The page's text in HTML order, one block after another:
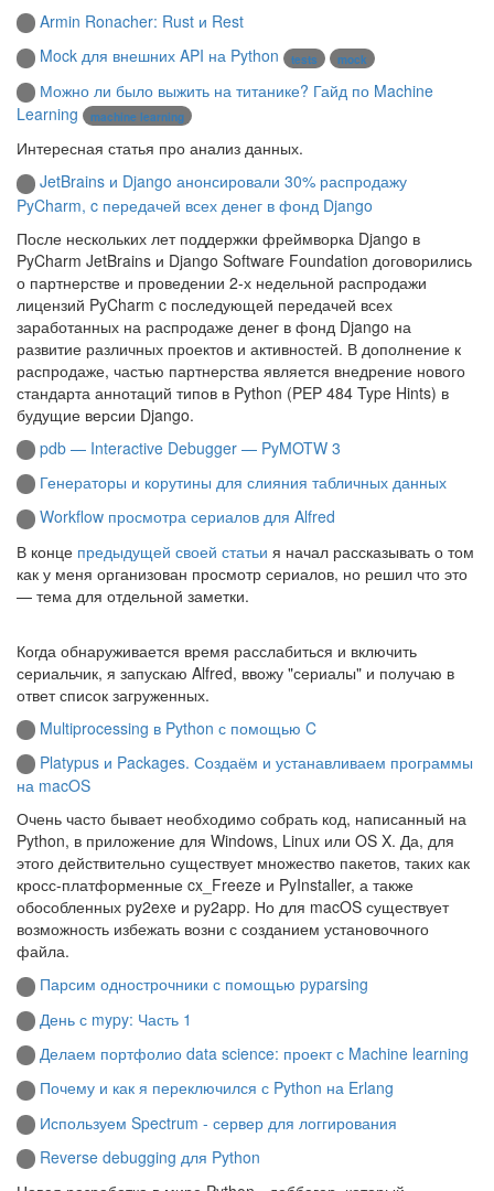
Armin Ronacher: Rust и Rest
Mock для внешних API на Python
tests mock
Можно ли было выжить на титанике? Гайд по Machine
Learning
machine learning
Интересная статья про анализ данных.
JetBrains и Django анонсировали 30% распродажу
PyCharm, c передачей всех денег в фонд Django
После нескольких лет поддержки фреймворка Django в
PyCharm JetBrains и Django Software Foundation договорились
о партнерстве и проведении 2-х недельной распродажи
лицензий PyCharm c последующей передачей всех
заработанных на распродаже денег в фонд Django на
развитие различных проектов и активностей. В дополнение к
распродаже, частью партнерства является внедрение нового
стандарта аннотаций типов в Python (PEP 484 Type Hints) в
будущие версии Django.
pdb — Interactive Debugger — PyMOTW 3
Генераторы и корутины для слияния табличных данных
Workflow просмотра сериалов для Alfred
В конце предыдущей своей статьи я начал рассказывать о том
как у меня организован просмотр сериалов, но решил что это
— тема для отдельной заметки.
Когда обнаруживается время расслабиться и включить
сериальчик, я запускаю Alfred, ввожу "сериалы" и получаю в
ответ список загруженных.
Multiprocessing в Python с помощью C
Platypus и Packages. Создаём и устанавливаем программы
на macOS
Очень часто бывает необходимо собрать код, написанный на
Python, в приложение для Windows, Linux или OS X. Да, для
этого действительно существует множество пакетов, таких как
кросс-платформенные cx_Freeze и PyInstaller, а также
обособленных py2exe и py2app. Но для macOS существует
возможность избежать возни с созданием установочного
файла.
Парсим однострочники с помощью pyparsing
День с mypy: Часть 1
Делаем портфолио data science: проект с Machine learning
Почему и как я переключился с Python на Erlang
Используем Spectrum - сервер для логгирования
Reverse debugging для Python